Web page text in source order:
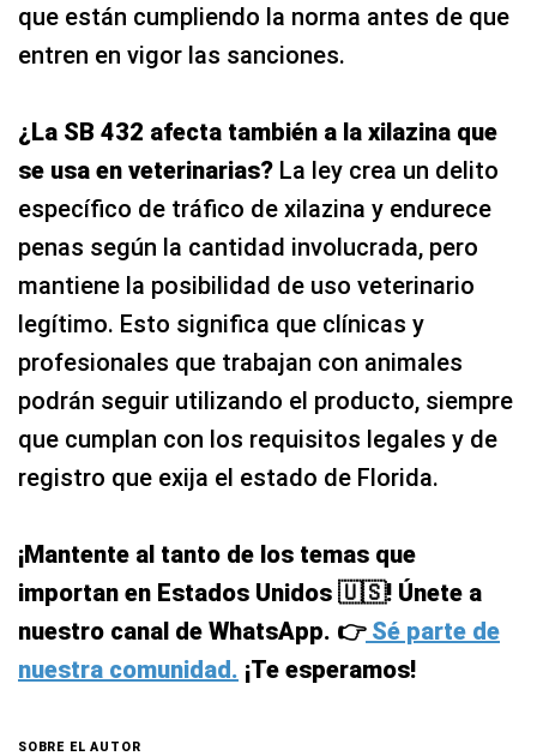
que están cumpliendo la norma antes de que
entren en vigor las sanciones.
¿La SB 432 afecta también a la xilazina que
se usa en veterinarias? La ley crea un delito
específico de tráfico de xilazina y endurece
penas según la cantidad involucrada, pero
mantiene la posibilidad de uso veterinario
legítimo. Esto significa que clínicas y
profesionales que trabajan con animales
podrán seguir utilizando el producto, siempre
que cumplan con los requisitos legales y de
registro que exija el estado de Florida.
¡Mantente al tanto de los temas que
importan en Estados Unidos 🇺🇸! Únete a
nuestro canal de WhatsApp. 👉Sé parte de
nuestra comunidad. ¡Te esperamos!
SOBRE EL AUTOR